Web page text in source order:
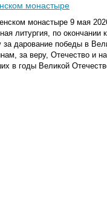
монастыре
монастыре​ 9 мая
литургия,​ по окончании​
дарование победы в
за веру, Отечество и
в годы Великой